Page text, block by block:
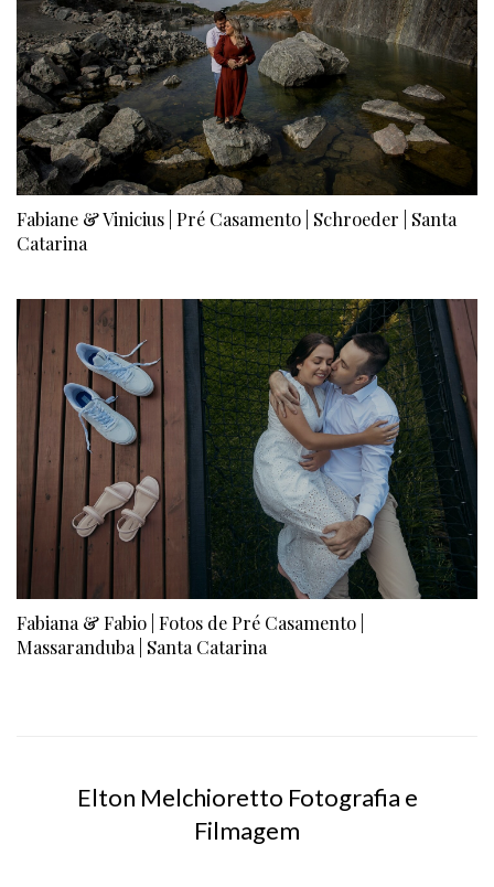
Fabiane & Vinicius | Pré Casamento | Schroeder | Santa
Catarina
Fabiana & Fabio | Fotos de Pré Casamento |
Massaranduba | Santa Catarina
Elton Melchioretto Fotografia e
Filmagem